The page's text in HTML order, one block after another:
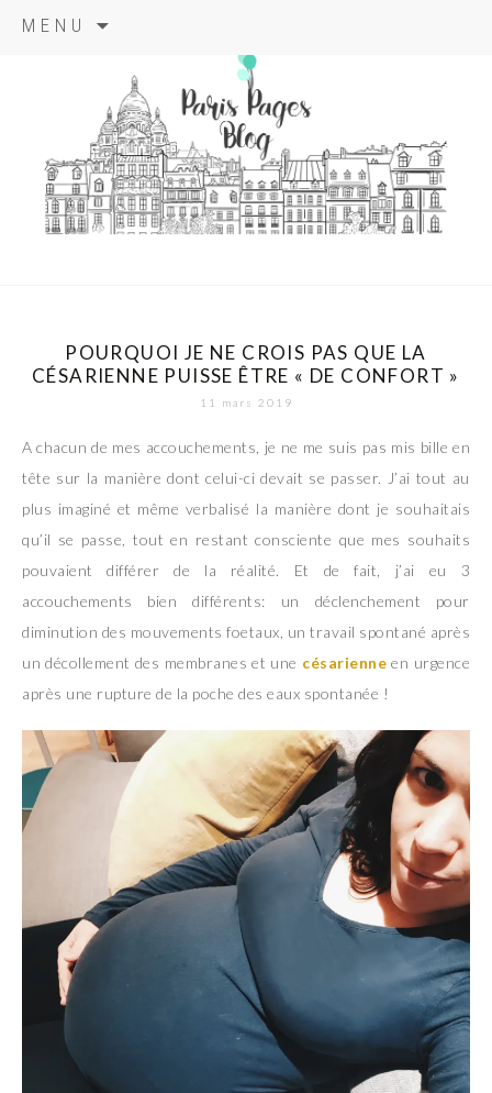
MENU
principal
paris pages
blog
POURQUOI JE NE CROIS PAS QUE LA
CÉSARIENNE PUISSE ÊTRE « DE CONFORT »
11 mars 2019
A chacun de mes accouchements, je ne me suis pas mis bille en
tête sur la manière dont celui-ci devait se passer. J’ai tout au
plus imaginé et même verbalisé la manière dont je souhaitais
qu’il se passe, tout en restant consciente que mes souhaits
pouvaient différer de la réalité. Et de fait, j’ai eu 3
accouchements bien différents: un déclenchement pour
diminution des mouvements foetaux, un travail spontané après
un décollement des membranes et une césarienne en urgence
après une rupture de la poche des eaux spontanée !